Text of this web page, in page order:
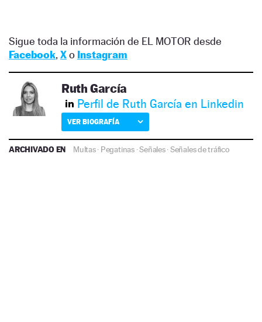
Sigue toda la información de EL MOTOR desde
Facebook, Xo Instagram
Ruth García
Perfil de Ruth García en Linkedin
VER BIOGRAFÍA
ARCHIVADO EN Multas· Pegatinas·Señales·Señales de tráfico